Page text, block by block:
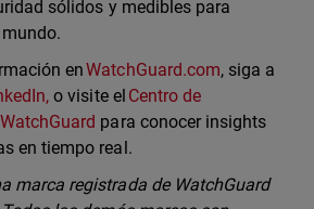
sólidos y medibles para
enWatchGuard.com, siga a
o visite el Centro de
para conocer insights
en tiempo real.
marca registrada de WatchGuard